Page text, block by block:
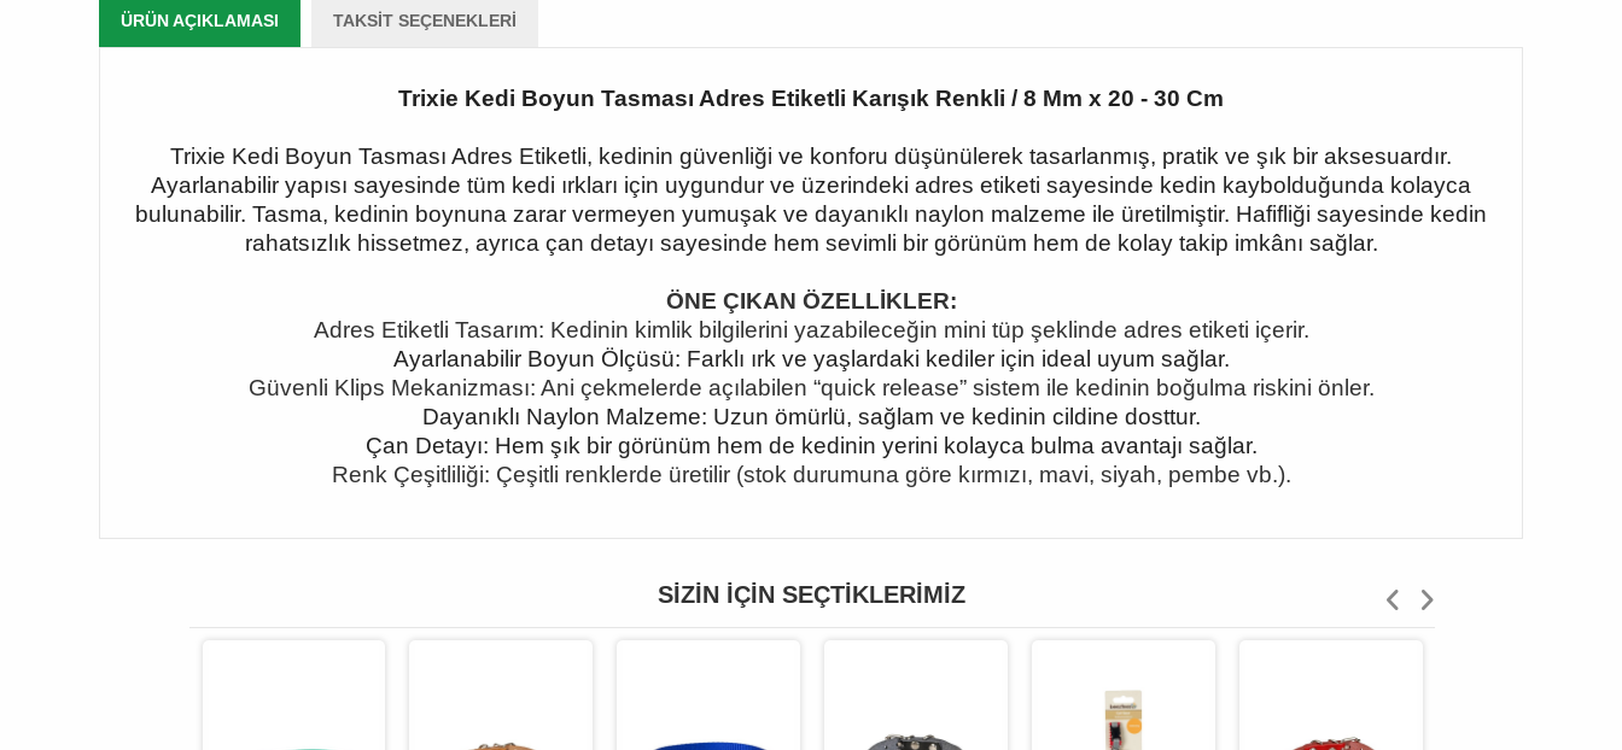
ÜRÜN AÇIKLAMASI TAKSIT SEÇENEKLERI
Trixie Kedi Boyun Tasması Adres Etiketli Karışık Renkli / 8 Mm x 20 - 30 Cm
Trixie Kedi Boyun Tasması Adres Etiketli, kedinin güvenliği ve konforu düşünülerek tasarlanmış, pratik ve şık bir aksesuardır.
Ayarlanabilir yapısı sayesinde tüm kedi ırkları için uygundur ve üzerindeki adres etiketi sayesinde kedin kaybolduğunda kolayca
bulunabilir. Tasma, kedinin boynuna zarar vermeyen yumuşak ve dayanıklı naylon malzeme ile üretilmiştir. Hafifliği sayesinde kedin
rahatsızlık hissetmez, ayrıca çan detayı sayesinde hem sevimli bir görünüm hem de kolay takip imkânı sağlar.
ÖNE ÇIKAN ÖZELLİKLER:
Adres Etiketli Tasarım: Kedinin kimlik bilgilerini yazabileceğin mini tüp şeklinde adres etiketi içerir.
Ayarlanabilir Boyun Ölçüsü: Farklı ırk ve yaşlardaki kediler için ideal uyum sağlar.
Güvenli Klips Mekanizması: Ani çekmelerde açılabilen “quick release” sistem ile kedinin boğulma riskini önler.
Dayanıklı Naylon Malzeme: Uzun ömürlü, sağlam ve kedinin cildine dosttur.
Çan Detayı: Hem şık bir görünüm hem de kedinin yerini kolayca bulma avantajı sağlar.
Renk Çeşitliliği: Çeşitli renklerde üretilir (stok durumuna göre kırmızı, mavi, siyah, pembe vb.).
SIZIN İÇIN SEÇTIKLERIMIZ